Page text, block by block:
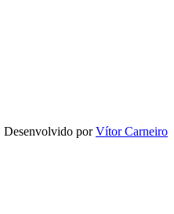
porVítor Carneiro